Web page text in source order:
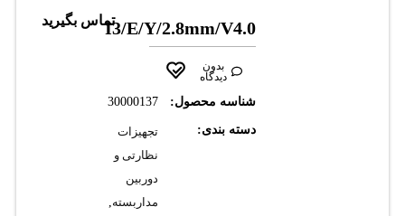
I3/E/Y/2.8mm/V4.0
بدون
دیدگاه
شناسه محصول: 30000137
دسته بندی:
تجهیزات
نظارتی و
دوربین
مداربسته,
تماس بگیرید